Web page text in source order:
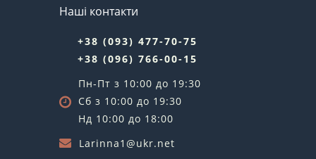
Наші контакти
+38 (093) 477-70-75
+38 (096) 766-00-15
Пн-Пт з 10:00 до 19:30
Сб з 10:00 до 19:30
Нд 10:00 до 18:00
Larinna1@ukr.net